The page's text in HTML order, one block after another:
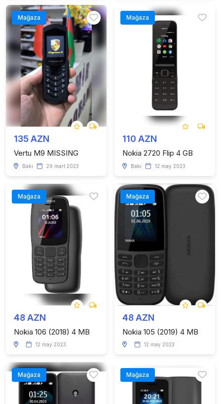
Mağaza
135 AZN
Vertu M9 MISSING
Bakı 29 mart 2023
Mağaza
110 AZN
Nokia 2720 Flip 4 GB
Bakı 12 may 2023
Mağaza
48 AZN
Nokia 106 (2018) 4 MB
12 may 2023
Mağaza
48 AZN
Nokia 105 (2019) 4 MB
12 may 2023
Mağaza Mağaza